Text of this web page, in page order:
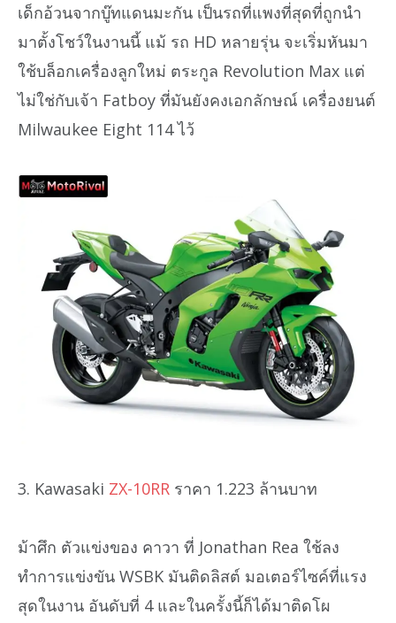
เด็กอ้วนจากบู๊ทแดนมะกัน เป็นรถที่แพงที่สุดที่ถูกนำ
มาตั้งโชว์ในงานนี้ แม้ รถ HD หลายรุ่น จะเริ่มหันมา
ใช้บล็อกเครื่องลูกใหม่ ตระกูล Revolution Max แต่
ไม่ใช่กับเจ้า Fatboy ที่มันยังคงเอกลักษณ์ เครื่องยนต์
Milwaukee Eight 114 ไว้
3. Kawasaki ZX-10RR ราคา 1.223 ล้านบาท
ม้าศึก ตัวแข่งของ คาวา ที่ Jonathan Rea ใช้ลง
ทำการแข่งขัน WSBK มันติดลิสต์ มอเตอร์ไซค์ที่แรง
สุดในงาน อันดับที่ 4 และในครั้งนี้ก็ได้มาติดโผ